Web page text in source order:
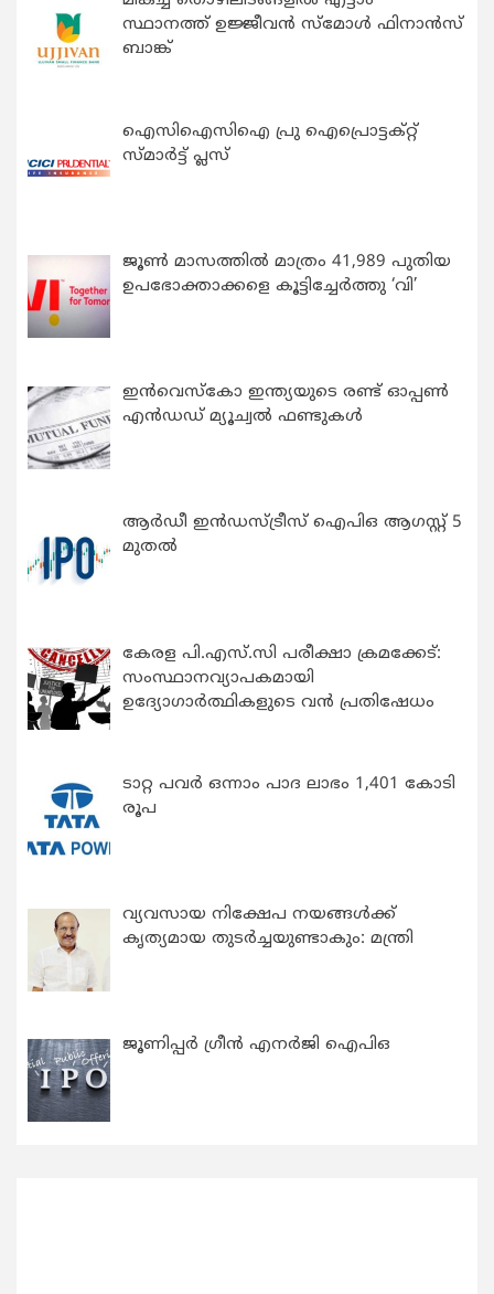
സ്ഥാനത്ത് ഉജ്ജീവൻ സ്മോൾ ഫിനാൻസ്
ബാങ്ക്
ഐസിഐസിഐ പ്രു ഐപ്രൊട്ടക്റ്റ്
സ്മാർട്ട് പ്ലസ്
ജൂൺ മാസത്തിൽ മാത്രം 41,989 പുതിയ
ഉപഭോക്താക്കളെ കൂട്ടിച്ചേർത്തു ‘വി’
ഇന്‍വെസ്കോ ഇന്ത്യയുടെ രണ്ട് ഓപ്പണ്‍
എന്‍ഡഡ് മ്യൂച്വല്‍ ഫണ്ടുകള്‍
ആർഡീ ഇൻഡസ്ട്രീസ് ഐപിഒ ആഗസ്റ്റ് 5
മുതൽ
കേരള പി.എസ്.സി പരീക്ഷാ ക്രമക്കേട്:
സംസ്ഥാനവ്യാപകമായി
ഉദ്യോഗാര്‍ത്ഥികളുടെ വന്‍ പ്രതിഷേധം
ടാറ്റ പവർ ഒന്നാം പാദ ലാഭം 1,401 കോടി
രൂപ
വ്യവസായ നിക്ഷേപ നയങ്ങള്‍ക്ക്
കൃത്യമായ തുടര്‍ച്ചയുണ്ടാകും: മന്ത്രി
ജൂണിപ്പർ ഗ്രീൻ എനർജി ഐപിഒ